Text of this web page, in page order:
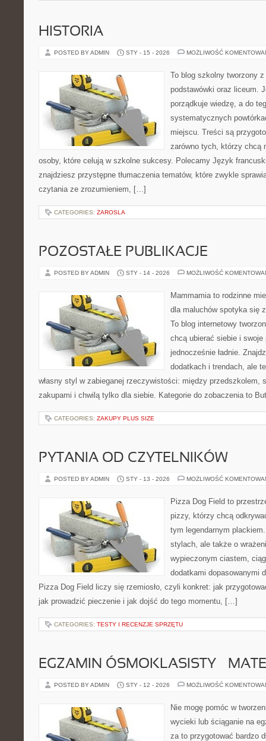
HISTORIA
POSTED BY ADMIN STY - 15 - 2026 MOŻLIWOŚĆ
To blog szkolny tworzony
podstawówki oraz liceum.
porządkuje wiedzę, a do
systematycznych
miejscu. Treści są
zarówno tych, którzy chcą
osoby, które celują w szkolne sukcesy. Polecamy Język
znajdziesz przystępne tłumaczenia tematów, które zwykle
czytania ze zrozumieniem, […]
CATEGORIES: ZAROSLA
POZOSTAŁE PUBLIKACJE
POSTED BY ADMIN STY - 14 - 2026 MOŻLIWOŚĆ
Mammamia to rodzinne
dla maluchów spotyka się
To blog internetowy
chcą ubierać siebie i
jednocześnie ładnie.
dodatkach i trendach, ale
własny styl w zabieganej rzeczywistości: między przedszkolem,
zakupami i chwilą tylko dla siebie. Kategorie do zobaczenia to
CATEGORIES: ZAKUPY PLUS SIZE
PYTANIA OD CZYTELNIKÓW
POSTED BY ADMIN STY - 13 - 2026 MOŻLIWOŚĆ
Pizza Dog Field to
pizzy, którzy chcą
tym legendarnym
stylach, ale także o
wypieczonym ciastem,
dodatkami dopasowanymi
Pizza Dog Field liczy się rzemiosło, czyli konkret: jak
jak prowadzić pieczenie i jak dojść do tego momentu, […]
CATEGORIES: TESTY I RECENZJE SPRZĘTU
EGZAMIN ÓSMOKLASISTY –
POSTED BY ADMIN STY - 12 - 2026 MOŻLIWOŚĆ
Nie mogę pomóc w
wycieki lub ściąganie na
za to przygotować bardzo